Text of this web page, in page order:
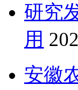
研究
用
安徽